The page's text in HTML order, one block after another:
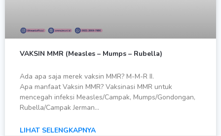
VAKSIN MMR (Measles – Mumps – Rubella)
Ada apa saja merek vaksin MMR? M-M-R II.
Apa manfaat Vaksin MMR? Vaksinasi MMR untuk
mencegah infeksi Measles/Campak, Mumps/Gondongan,
Rubella/Campak Jerman…
LIHAT SELENGKAPNYA